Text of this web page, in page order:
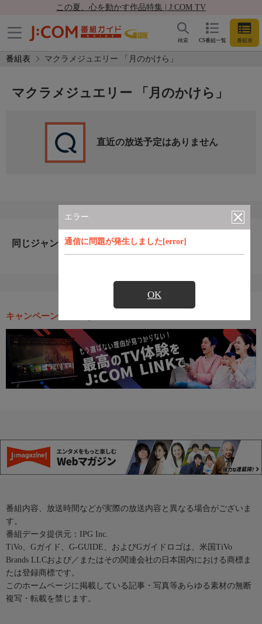
この夏、心を動かす作品特集 | J:COM TV
CS番組一覧 番組表
検索
番組表 マクラメジュエリー 「月のかけら」
エラー
通信に問題が発生しました[error]
OK
マクラメジュエリー 「月のかけら」
直近の放送予定はありません
同じジャンルのおすすめ番組
キャンペーン・お得な情報
番組内容、放送時間などが実際の放送内容と異なる場合がございま
す。
番組データ提供元：IPG Inc.
TiVo、Gガイド、G-GUIDE、およびGガイドロゴは、米国TiVo
Brands LLCおよび／またはその関連会社の日本国内における商標ま
たは登録商標です。
このホームページに掲載している記事・写真等あらゆる素材の無断
複写・転載を禁じます。